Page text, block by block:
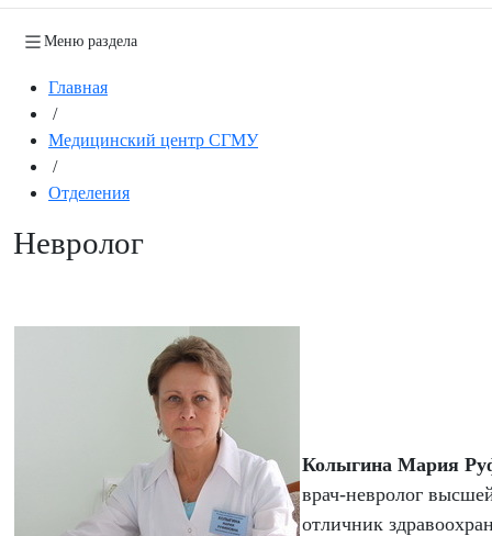
Меню раздела
Главная
/
Медицинский центр СГМУ
/
Отделения
Невролог
Колыгина Мария
врач-невролог
отличник